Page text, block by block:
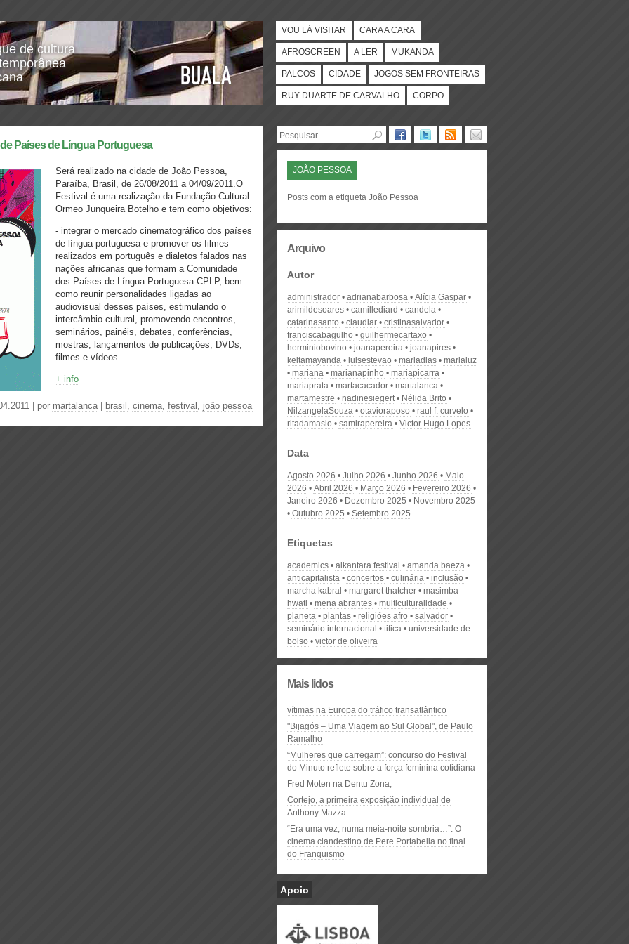
de cultura
VOU LÁ VISITAR CARA A CARA
AFROSCREEN A LER MUKANDA
PALCOS CIDADE JOGOS SEM FRONTEIRAS
RUY DUARTE DE CARVALHO CORPO
Países de Língua Portuguesa
Será realizado na cidade de João Pessoa,
Paraíba, Brasil, de 26/08/2011 a 04/09/2011.O
Festival é uma realização da Fundação Cultural
Ormeo Junqueira Botelho e tem como objetivos:
- integrar o mercado cinematográfico dos países
de língua portuguesa e promover os filmes
realizados em português e dialetos falados nas
nações africanas que formam a Comunidade
dos Países de Língua Portuguesa-CPLP, bem
como reunir personalidades ligadas ao
audiovisual desses países, estimulando o
intercâmbio cultural, promovendo encontros,
seminários, painéis, debates, conferências,
mostras, lançamentos de publicações, DVDs,
filmes e vídeos.
+ info
| por martalanca| brasil , cinema, festival , joão pessoa
JOÃO PESSOA
Posts com a etiqueta João Pessoa
Arquivo
Autor
administrador adrianabarbosa
Alícia Gaspar
arimildesoares
camillediard
candela
catarinasanto
claudiar
cristinasalvador
franciscabagulho
guilhermecartaxo
herminiobovino
joanapereira
joanapires
keitamayanda
luisestevao mariadias
marialuz
mariana
marianapinho
mariapicarra
mariaprata
martacacador
martalanca
martamestre
nadinesiegert
Nélida Brito
NilzangelaSouza
otavioraposo
raul f. curvelo
ritadamasio
samirapereira Victor Hugo Lopes
Data
Agosto 2026 Julho 2026 Junho 2026
Maio
2026
Abril 2026 Março 2026
Fevereiro 2026
Janeiro 2026
Dezembro 2025
Novembro 2025
Outubro 2025
Setembro 2025
Etiquetas
academics alkantara festival
amanda baeza
anticapitalista
concertos culinária
inclusão
marcha kabral
margaret thatcher
masimba
hwati
mena abrantes
multiculturalidade
planeta
plantas religiões afro
salvador
seminário internacional
titica
universidade de
bolso
victor de oliveira
Mais lidos
vítimas na Europa do tráfico transatlântico
"Bijagós – Uma Viagem ao Sul Global", de Paulo
Ramalho
“Mulheres que carregam”: concurso do Festival
do Minuto reflete sobre a força feminina cotidiana
Fred Moten na Dentu Zona,
Cortejo, a primeira exposição individual de
Anthony Mazza
“Era uma vez, numa meia-noite sombria…”: O
cinema clandestino de Pere Portabella no final
do Franquismo
Apoio